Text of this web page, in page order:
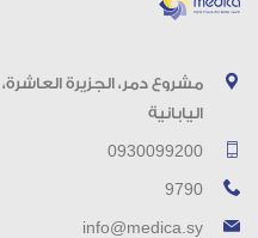
مشروع دمر، الجزيرة
اليابانية
0930099200
9790
info@medica.sy